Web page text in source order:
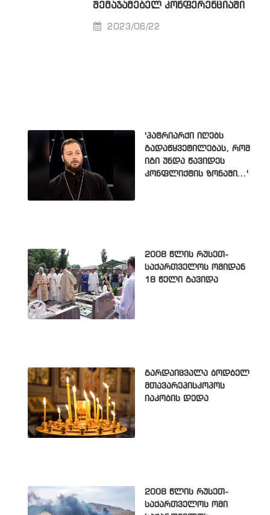
ᲨᲔᲛᲐᲯᲐᲛᲔᲑᲔᲚ ᲙᲝᲜᲤᲔᲠᲔᲜᲪᲘᲐᲨᲘ
2023/06/22
'პატრიარქი იღებს
გადაწყვეტილებას, რომ
იგი უნდა წავიდეს
კონფლიქტის ზონაში...'
2008 წლის რუსეთ-
საქართველოს ომიდან
18 წელი გავიდა
გარდაიცვალა ბოდბელ
მთავარეპისკოპოს
იაკობის დედა
2008 წლის რუსეთ-
საქართველოს ომი